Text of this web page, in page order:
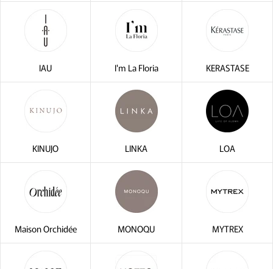
IAU I'm La Floria KERASTASE
KINUJO LINKA LOA
Maison Orchidée MONOQU MYTREX